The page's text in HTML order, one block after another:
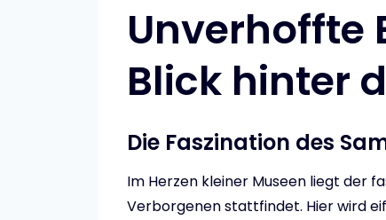
Unverhoffte
Blick hinter
Die Faszination des
Im Herzen kleiner Museen liegt der
Verborgenen stattfindet. Hier wird